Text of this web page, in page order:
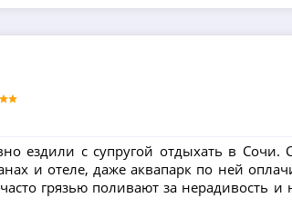
ездили с супругой отдыхать в
и отеле, даже аквапарк по ней
грязью поливают за нерадивость